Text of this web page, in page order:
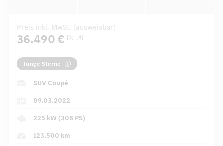
Preis inkl. MwSt. (ausweisbar)
36.490 € [3] [4]
Junge Sterne
SUV Coupé
09.03.2022
225 kW (306 PS)
123.500 km